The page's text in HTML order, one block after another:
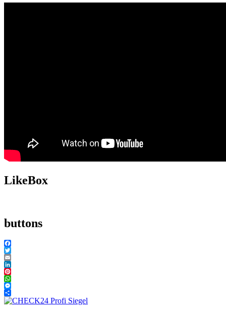
LikeBox
buttons
Facebook
Twitter
Email
LinkedIn
Pinterest
WhatsApp
Messenger
Teilen